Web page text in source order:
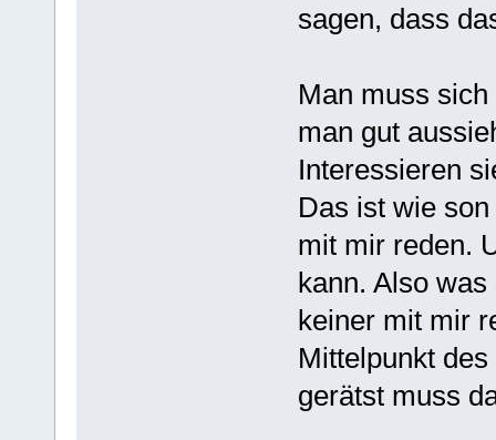
sagen, dass
Man muss
man gut
Interessieren
Das ist wie
mit mir reden.
kann. Also
keiner mit mir
Mittelpunkt
gerätst muss